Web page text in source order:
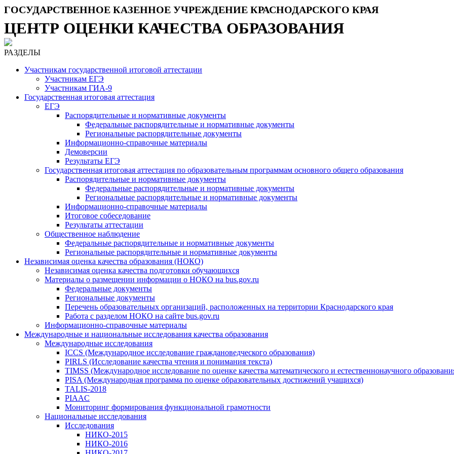
ГОСУДАРСТВЕННОЕ КАЗЕННОЕ УЧРЕЖДЕНИЕ КРАСНОДАРСКОГО КРАЯ
ЦЕНТР ОЦЕНКИ КАЧЕСТВА ОБРАЗОВАНИЯ
РАЗДЕЛЫ
Участникам государственной итоговой аттестации
Участникам ЕГЭ
Участникам ГИА-9
Государственная итоговая аттестация
ЕГЭ
Распорядительные и нормативные документы
Федеральные распорядительные и нормативные документы
Региональные распорядительные документы
Информационно-справочные материалы
Демоверсии
Результаты ЕГЭ
Государственная итоговая аттестация по образовательным программам основного общего образования
Распорядительные и нормативные документы
Федеральные распорядительные и нормативные документы
Региональные распорядительные и нормативные документы
Информационно-справочные материалы
Итоговое собеседование
Результаты аттестации
Общественное наблюдение
Федеральные распорядительные и нормативные документы
Региональные распорядительные и нормативные документы
Независимая оценка качества образования (НОКО)
Независимая оценка качества подготовки обучающихся
Материалы о размещении информации о НОКО на bus.gov.ru
Федеральные документы
Региональные документы
Перечень образовательных организаций, расположенных на территории Краснодарского края
Работа с разделом НОКО на сайте bus.gov.ru
Информационно-справочные материалы
Международные и национальные исследования качества образования
Международные исследования
ICCS (Международное исследование граждановедческого образования)
PIRLS (Исследование качества чтения и понимания текста)
TIMSS (Международное исследование по оценке качества математического и естественнонаучного
PISA (Международная программа по оценке образовательных достижений учащихся)
TALIS-2018
PIAAC
Мониторинг формирования функциональной грамотности
Национальные исследования
Исследования
НИКО-2015
НИКО-2016